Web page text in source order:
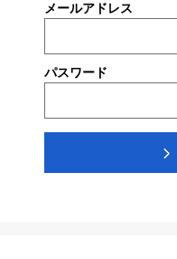
メールアドレス
パスワード